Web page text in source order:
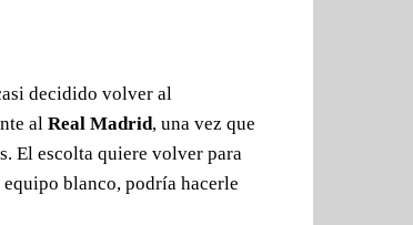
decidido volver al
al Real Madrid, una vez que
El escolta quiere volver para
blanco, podría hacerle